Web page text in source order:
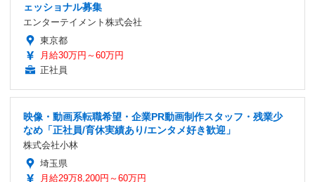
ェッショナル募集
エンターテイメント株式会社
東京都
月給30万円～60万円
正社員
映像・動画系転職希望・企業PR動画制作スタッフ・残業少
なめ「正社員/育休実績あり/エンタメ好き歓迎」
株式会社小林
埼玉県
月給29万8,200円～60万円